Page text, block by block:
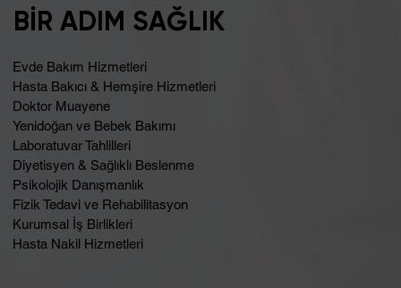
BİR ADIM SAĞLIK
Evde Bakım Hizmetleri
Hasta Bakıcı & Hemşire Hizmetleri
Doktor Muayene
Yenidoğan ve Bebek Bakımı
Laboratuvar Tahlilleri
Diyetisyen & Sağlıklı Beslenme
Psikolojik Danışmanlık
Fizik Tedavi ve Rehabilitasyon
Kurumsal İş Birlikleri
Hasta Nakil Hizmetleri